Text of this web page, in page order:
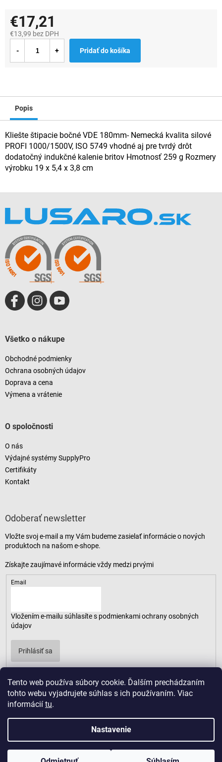
Tento web používa súbory cookie. Ďalším prechádzaním
tohto webu vyjadrujete súhlas s ich používaním. Viac
informácií tu.
Nastavenie
€17,21
€13,99 bez DPH
cena:
Pridať do košíka
Popis
Kliešte štipacie bočné VDE 180mm- Nemecká kvalita silové
PROFI 1000/1500V, ISO 5749 vhodné aj pre tvrdý drôt
dodatočný indukčné kalenie britov Hmotnosť 259 g Rozmery
výrobku 19 x 5,4 x 3,8 cm
Všetko o nákupe
Obchodné podmienky
Ochrana osobných údajov
Doprava a cena
Výmena a vrátenie
O spoločnosti
O nás
Výdajné systémy SupplyPro
Certifikáty
Kontakt
Odoberať newsletter
Vložte svoj e-mail a my Vám budeme zasielať informácie o nových
produktoch na našom e-shope.
Email
Vložením e-mailu súhlasíte s podmienkami ochrany osobných
údajov
Prihlásiť sa